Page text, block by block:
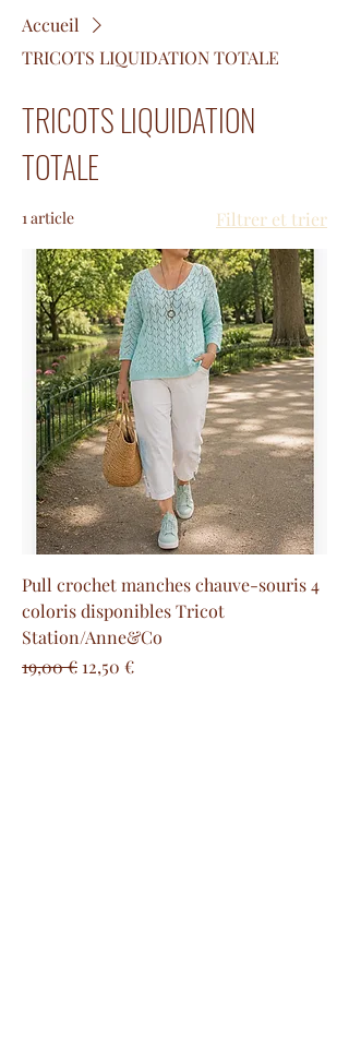
Accueil
TRICOTS LIQUIDATION TOTALE
TRICOTS LIQUIDATION
TOTALE
1 article Filtrer et trier
Pull crochet manches chauve-souris 4
coloris disponibles Tricot
Station/Anne&Co
Prix original
19,00 € Prix promotionnel
12,50 €